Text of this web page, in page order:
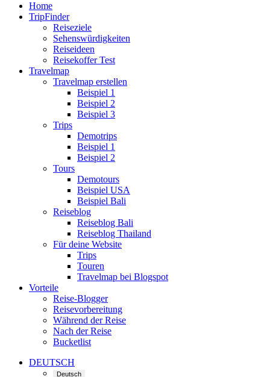
Home
TripFinder
Reiseziele
Sehenswürdigkeiten
Reiseideen
Reisekoffer Test
Travelmap
Travelmap erstellen
Beispiel 1
Beispiel 2
Beispiel 3
Trips
Demotrips
Beispiel 1
Beispiel 2
Tours
Demotours
Beispiel USA
Beispiel Bali
Reiseblog
Reiseblog Bali
Reiseblog Thailand
Für deine Website
Trips
Touren
Travelmap bei Blogspot
Vorteile
Reise-Blogger
Reisevorbereitung
Während der Reise
Nach der Reise
Bucketlist
DEUTSCH